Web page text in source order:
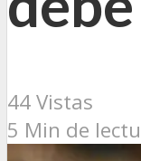
44 Vistas
5 Min de